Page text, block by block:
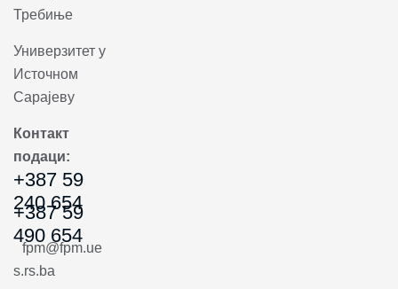
Требиње
Универзитет у
Источном
Сарајеву
Контакт
подаци:
+387 59
240 654
+387 59
490 654
fpm@fpm.ue
s.rs.ba